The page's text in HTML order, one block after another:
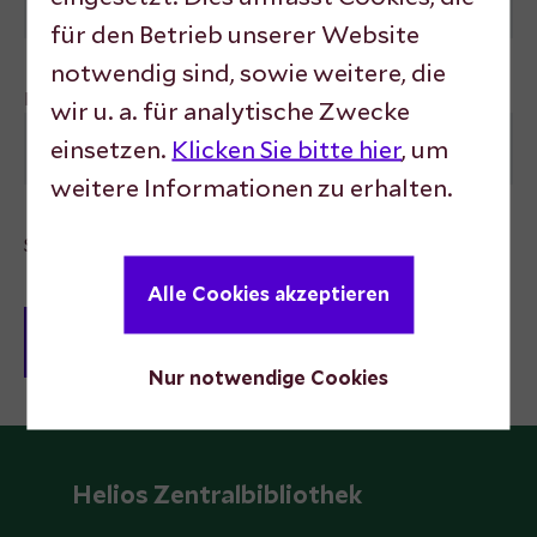
für den Betrieb unserer Website
notwendig sind, sowie weitere, die
wir u. a. für analytische Zwecke
einsetzen. Klicken Sie bitte hier, um
weitere Informationen zu erhalten.
Nur notwendige Cookies
Alle Cookies akzeptieren
Password
Stay logged in
Helios Zentralbibliothek